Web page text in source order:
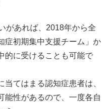
があれば、2018年から全
症初期集中支援チーム」か
的に受けることも可能で
てはまる認知症患者は、
能性があるので、一度各自